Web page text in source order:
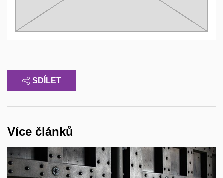
SDÍLET
Více článků